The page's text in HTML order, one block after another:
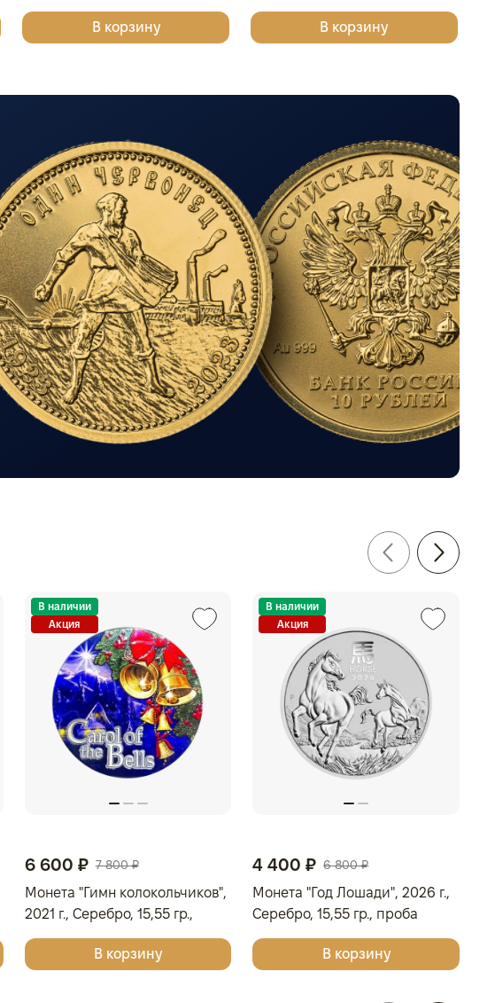
Золото, 31,1 гр., проба 999,
В корзину
Золото, 7,78 гр., проба 999,
В корзину
В наличии
Акция
6 600 ₽ 7 800 ₽
Монета "Гимн колокольчиков",
2021 г., Серебро, 15,55 гр.,
проба 999, КАМЕРУН
В корзину
В наличии
Акция
4 400 ₽ 6 800 ₽
Монета "Год Лошади", 2026 г.,
Серебро, 15,55 гр., проба
999.9, АВСТРАЛИЯ
В корзину